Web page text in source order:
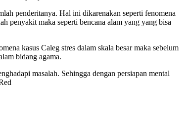
penderitanya. Hal ini dikarenakan seperti fenomena
penyakit maka seperti bencana alam yang yang bisa
kasus Caleg stres dalam skala besar maka sebelum
bidang agama.
masalah. Sehingga dengan persiapan mental